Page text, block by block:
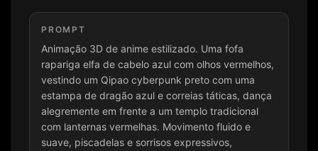
PROMPT
Animação 3D de anime estilizado. Uma fofa
rapariga elfa de cabelo azul com olhos vermelhos,
vestindo um Qipao cyberpunk preto com uma
estampa de dragão azul e correias táticas, dança
alegremente em frente a um templo tradicional
com lanternas vermelhas. Movimento fluido e
suave, piscadelas e sorrisos expressivos,